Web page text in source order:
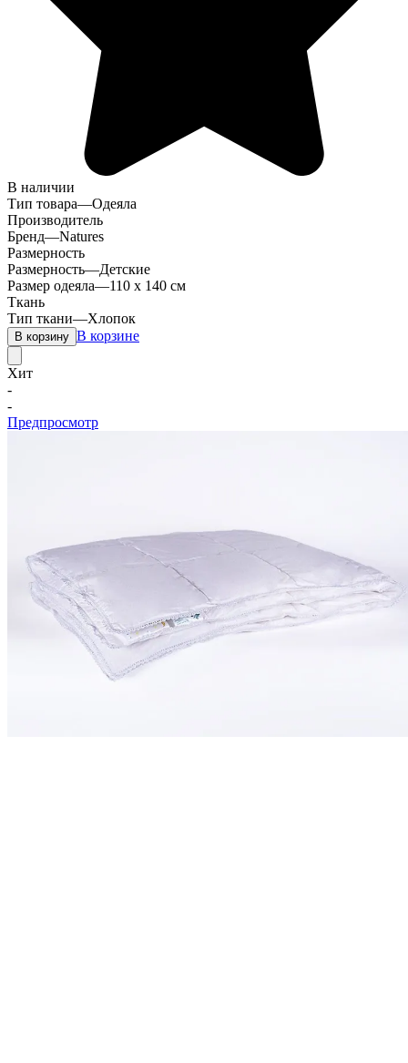
В наличии
Тип товара—Одеяла
Производитель
Бренд—Natures
Размерность
Размерность—Детские
Размер одеяла—110 х 140 см
Ткань
Тип ткани—Хлопок
В корзину В корзине
Хит
-
-
Предпросмотр